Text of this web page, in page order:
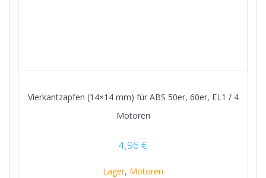
Vierkantzapfen (14×14 mm) für ABS 50er, 60er, EL1 / 4
Motoren
4,96 €
Lager, Motoren